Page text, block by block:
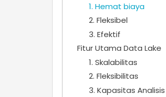
1. Hemat biaya
2. Fleksibel
3. Efektif
Fitur Utama Data Lake
1. Skalabilitas
2. Fleksibilitas
3. Kapasitas Analisis